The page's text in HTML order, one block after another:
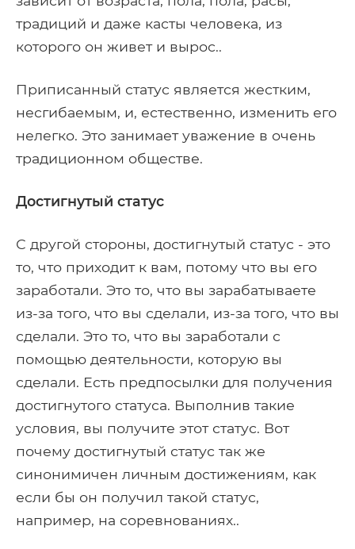
традиций и даже касты человека, из
которого он живет и вырос..
Приписанный статус является жестким,
несгибаемым, и, естественно, изменить его
нелегко. Это занимает уважение в очень
традиционном обществе.
Достигнутый статус
С другой стороны, достигнутый статус - это
то, что приходит к вам, потому что вы его
заработали. Это то, что вы зарабатываете
из-за того, что вы сделали, из-за того, что вы
сделали. Это то, что вы заработали с
помощью деятельности, которую вы
сделали. Есть предпосылки для получения
достигнутого статуса. Выполнив такие
условия, вы получите этот статус. Вот
почему достигнутый статус так же
синонимичен личным достижениям, как
если бы он получил такой статус,
например, на соревнованиях..